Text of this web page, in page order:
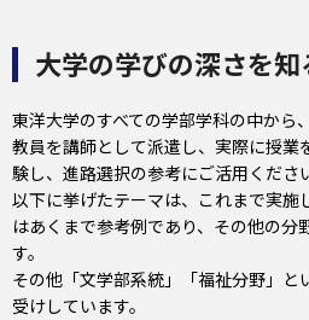
大学の学びの深さを知
東洋大学のすべての学部学科の中から
教員を講師として派遣し、実際に授業
験し、進路選択の参考にご活用くださ
以下に挙げたテーマは、これまで実施
はあくまで参考例であり、その他の分
す。
その他「文学部系統」「福祉分野」と
受けしています。